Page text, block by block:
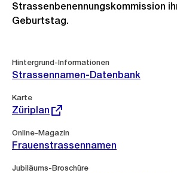
Strassenbenennungskommission
Geburtstag.
Hintergrund-Informationen
Strassennamen-Datenbank
Karte
Externer
Link:
Züriplan
Online-Magazin
Frauenstrassennamen
Jubiläums-Broschüre